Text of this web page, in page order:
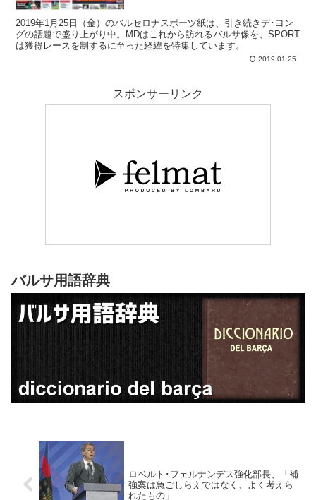
2019年1月25日（金）のバルセロナスポーツ紙は、引き続きデ･ヨン
グの話題で盛り上がり中。MDはこれから訪れるバルサ像を、SPORT
は獲得レースを制するに至った経緯を特集しています。
2019.01.25
スポンサーリンク
バルサ用語辞典
ロベルト･フェルナンデス強化部長、「補
強案は急ごしらえではなく、よく考えら
れたもの」